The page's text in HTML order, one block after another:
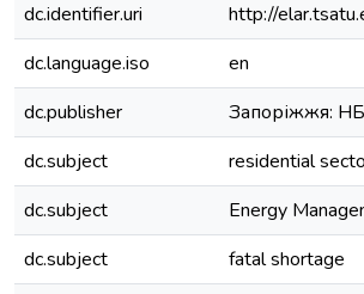
dc.identifier.uri
http://
dc.language.iso
en
dc.publisher
Запоріжжя:
dc.subject
residential
dc.subject
Energy
dc.subject
fatal shortage